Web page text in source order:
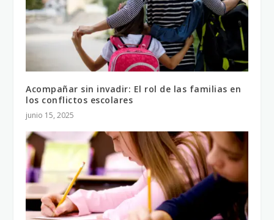
Acompañar sin invadir: El rol de las familias en
los conflictos escolares
junio 15, 2025